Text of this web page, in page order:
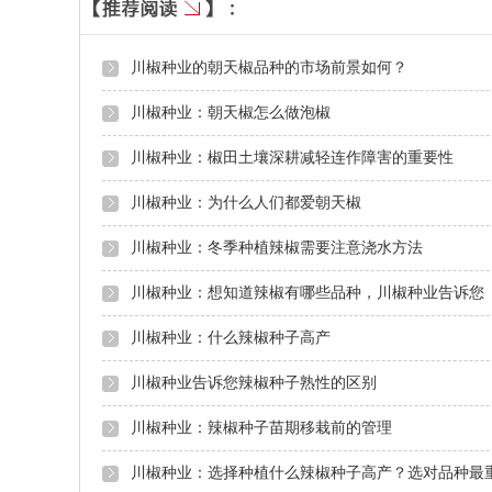
川椒种业的朝天椒品种的市场前景如何？
川椒种业：朝天椒怎么做泡椒
川椒种业：椒田土壤深耕减轻连作障害的重要性
川椒种业：为什么人们都爱朝天椒
川椒种业：冬季种植辣椒需要注意浇水方法
川椒种业：想知道辣椒有哪些品种，川椒种业告诉您
川椒种业：什么辣椒种子高产
川椒种业告诉您辣椒种子熟性的区别
川椒种业：辣椒种子苗期移栽前的管理
川椒种业：选择种植什么辣椒种子高产？选对品种最